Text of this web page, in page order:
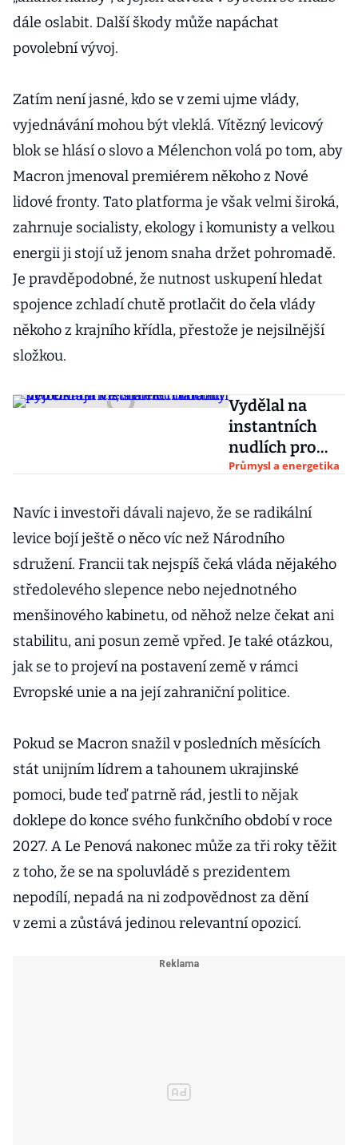
dále oslabit. Další škody může napáchat
povolební vývoj.
Zatím není jasné, kdo se v zemi ujme vlády,
vyjednávání mohou být vleklá. Vítězný levicový
blok se hlásí o slovo a Mélenchon volá po tom, aby
Macron jmenoval premiérem někoho z Nové
lidové fronty. Tato platforma je však velmi široká,
zahrnuje socialisty, ekology i komunisty a velkou
energii ji stojí už jenom snaha držet pohromadě.
Je pravděpodobné, že nutnost uskupení hledat
spojence zchladí chutě protlačit do čela vlády
někoho z krajního křídla, přestože je nejsilnější
složkou.
Vydělal na
instantních
nudlích pro
Ukrajince,
y nejbohatší
Vietnamec
Průmysl a energetika
Navíc i investoři dávali najevo, že se radikální
levice bojí ještě o něco víc než Národního
sdružení. Francii tak nejspíš čeká vláda nějakého
středolevého slepence nebo nejednotného
menšinového kabinetu, od něhož nelze čekat ani
stabilitu, ani posun země vpřed. Je také otázkou,
jak se to projeví na postavení země v rámci
Evropské unie a na její zahraniční politice.
Pokud se Macron snažil v posledních měsících
stát unijním lídrem a tahounem ukrajinské
pomoci, bude teď patrně rád, jestli to nějak
doklepe do konce svého funkčního období v roce
2027. A Le Penová nakonec může za tři roky těžit
z toho, že se na spoluvládě s prezidentem
nepodílí, nepadá na ni zodpovědnost za dění
v zemi a zůstává jedinou relevantní opozicí.